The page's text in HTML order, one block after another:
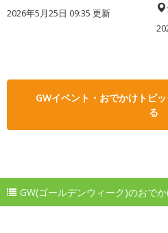
2026年5月25日 09:35 更新
GWイベント・おでかけトピ
る
GW(ゴールデンウィーク)のおで